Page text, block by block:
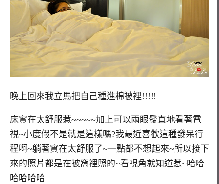
晚上回來我立馬把自己種進棉被裡!!!!!
床實在太舒服惹~~~~~加上可以兩眼發直地看著電
視~小度假不是就是這樣嗎?我最近喜歡這種發呆行
程啊~躺著實在太舒服了~一點都不想起來~所以接下
來的照片都是在被窩裡照的~看視角就知道惹~哈哈
哈哈哈哈